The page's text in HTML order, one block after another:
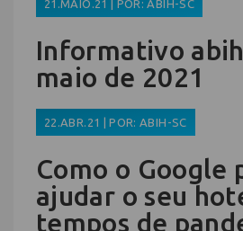
21.MAIO.21 | POR: ABIH-SC
Informativo
maio de 2021
22.ABR.21 | POR: ABIH-SC
Como o Google
ajudar o seu
tempos de